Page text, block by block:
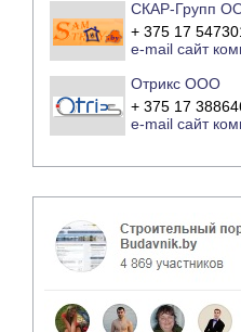
СКАР-Групп
+ 375 17
e-mail сайт
Отрикс ООО
+ 375 17
e-mail сайт